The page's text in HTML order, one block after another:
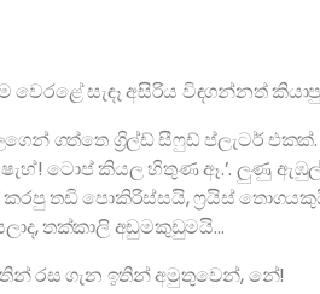
සැඳෑ අසිරිය විඳගන්නත් කියාපු
ගත්තෙ ග්‍රිල්ඩ් සීෆුඩ් ප්ලැටර්
ටොප් කියල හිතුණ ඈ.’. ලුණු
කරපු තඩි පොකිරිස්සයි, ෆ්‍රයිස්
තක්කාලි අඩුමකුඩුමයි…
රස ගැන ඉතින් අමුතුවෙන්, නේ!